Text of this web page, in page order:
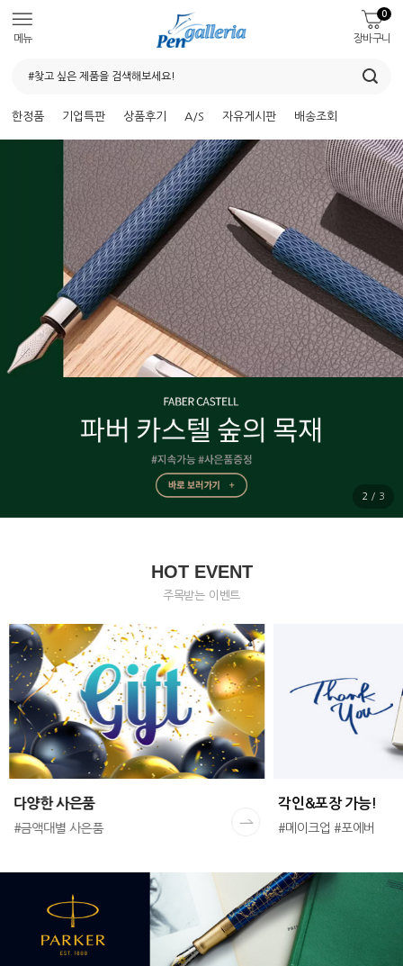
메뉴 장바구니
0
한정품 기업특판 상품후기 A/S 자유게시판 배송조회
2 / 3
HOT EVENT
주목받는 이벤트
다양한 사은품
#금액대별 사은품
각인&포장 가능!
#메이크업 #포에버